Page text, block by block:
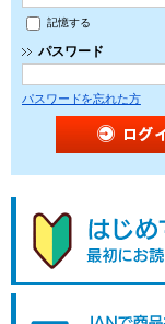
記憶する
パスワード
パスワードを忘れた方